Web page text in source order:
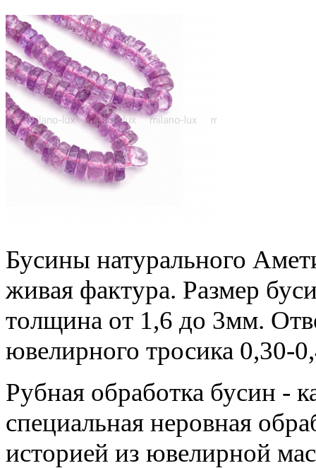
Бусины натурального
живая фактура. Размер
толщина от 1,6 до 3мм.
ювелирного тросика 0,30-
Рубная обработка бусин -
специальная неровная
историей из ювелирной